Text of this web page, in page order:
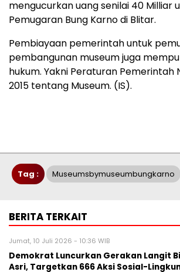
mengucurkan uang senilai 40 Milliar
Pemugaran Bung Karno di Blitar.
Pembiayaan pemerintah untuk
pembangunan museum juga
hukum. Yakni Peraturan Pemerintah
2015 tentang Museum. (IS).
Tag : Museumsbymuseumbungkarno
BERITA TERKAIT
Jumat, 10 Juli 2026 - 10:36 WIB
Demokrat Luncurkan Gerakan Langit
Asri, Targetkan 666 Aksi Sosial-